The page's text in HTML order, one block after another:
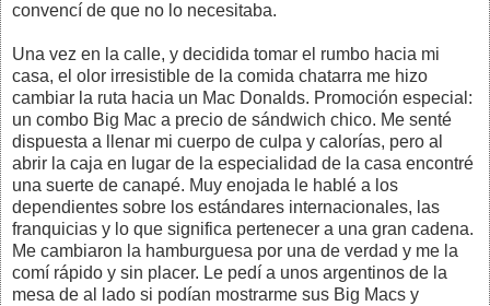
convencí de que no lo necesitaba.
Una vez en la calle, y decidida tomar el rumbo hacia mi
casa, el olor irresistible de la comida chatarra me hizo
cambiar la ruta hacia un Mac Donalds. Promoción especial:
un combo Big Mac a precio de sándwich chico. Me senté
dispuesta a llenar mi cuerpo de culpa y calorías, pero al
abrir la caja en lugar de la especialidad de la casa encontré
una suerte de canapé. Muy enojada le hablé a los
dependientes sobre los estándares internacionales, las
franquicias y lo que significa pertenecer a una gran cadena.
Me cambiaron la hamburguesa por una de verdad y me la
comí rápido y sin placer. Le pedí a unos argentinos de la
mesa de al lado si podían mostrarme sus Big Macs y